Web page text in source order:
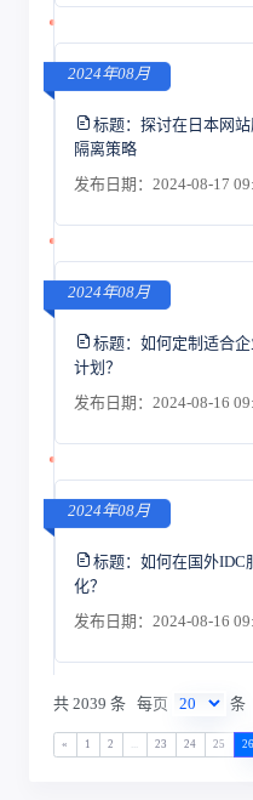
2024年08月
标题： 探讨在日本网
隔离策略
发布日期：2024-08-17
2024年08月
标题： 如何定制适合
计划？
发布日期：2024-08-16
2024年08月
标题： 如何在国外IDC
化？
发布日期：2024-08-16
共 2039 条 每页 条
« 1 2 23 24 25 26